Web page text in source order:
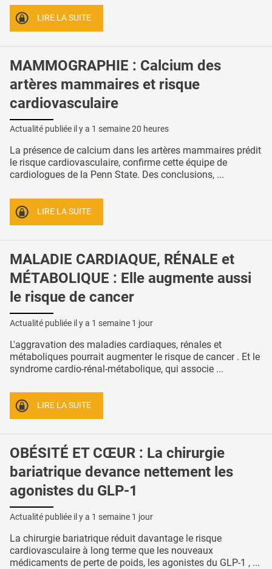
LIRE LA SUITE
MAMMOGRAPHIE : Calcium des
artères mammaires et risque
cardiovasculaire
Actualité publiée il y a 1 semaine 20 heures
La présence de calcium dans les artères mammaires prédit
le risque cardiovasculaire, confirme cette équipe de
cardiologues de la Penn State. Des conclusions, ...
LIRE LA SUITE
MALADIE CARDIAQUE, RÉNALE et
MÉTABOLIQUE : Elle augmente aussi
le risque de cancer
Actualité publiée il y a 1 semaine 1 jour
L'aggravation des maladies cardiaques, rénales et
métaboliques pourrait augmenter le risque de cancer . Et le
syndrome cardio-rénal-métabolique, qui associe ...
LIRE LA SUITE
OBÉSITÉ ET CŒUR : La chirurgie
bariatrique devance nettement les
agonistes du GLP-1
Actualité publiée il y a 1 semaine 1 jour
La chirurgie bariatrique réduit davantage le risque
cardiovasculaire à long terme que les nouveaux
médicaments de perte de poids, les agonistes du GLP-1 , ...